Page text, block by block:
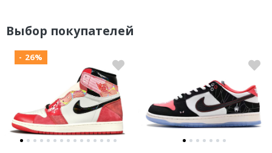
Выбор покупателей
- 26%